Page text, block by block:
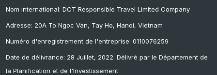
Nom international: DCT Responsible Travel Limited Company
Adresse: 20A To Ngoc Van, Tay Ho, Hanoi, Vietnam
Numéro d'enregistrement de l'entreprise: 0110076259
Date de délivrance: 28 Juillet, 2022. Délivré par le Département de
la Planification et de l'Investissement